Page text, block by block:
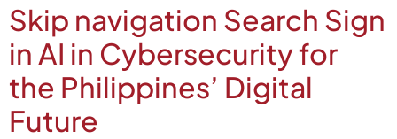
Skip navigation Search Sign
in AI in Cybersecurity for
the Philippines’ Digital
Future